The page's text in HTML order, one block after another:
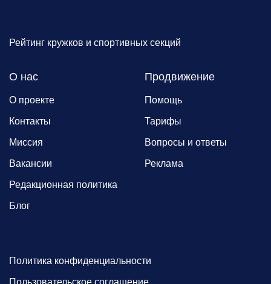
Рейтинг кружков и спортивных секций
О нас
О проекте
Контакты
Миссия
Вакансии
Редакционная политика
Блог
Продвижение
Помощь
Тарифы
Вопросы и ответы
Реклама
Политика конфиденциальности